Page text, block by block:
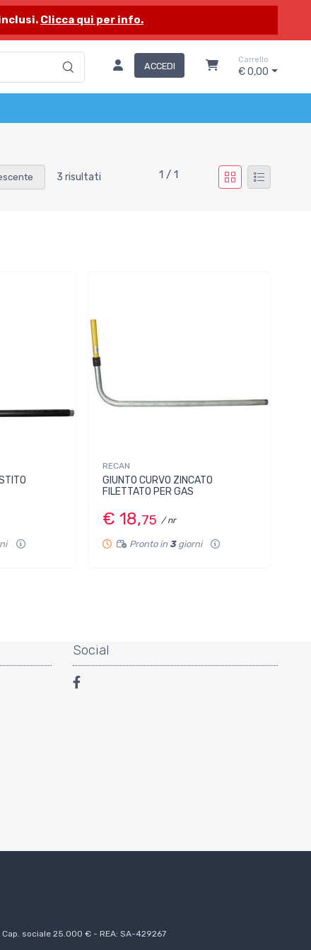
Clicca qui per info.
ACCEDI
Carrello
€ 0,00
3 risultati 1 / 1
RECAN
GIUNTO CURVO ZINCATO
FILETTATO PER GAS
€ 18,75 / nr
Pronto in 3giorni
Social
sociale 25.000 € - REA: SA-429267